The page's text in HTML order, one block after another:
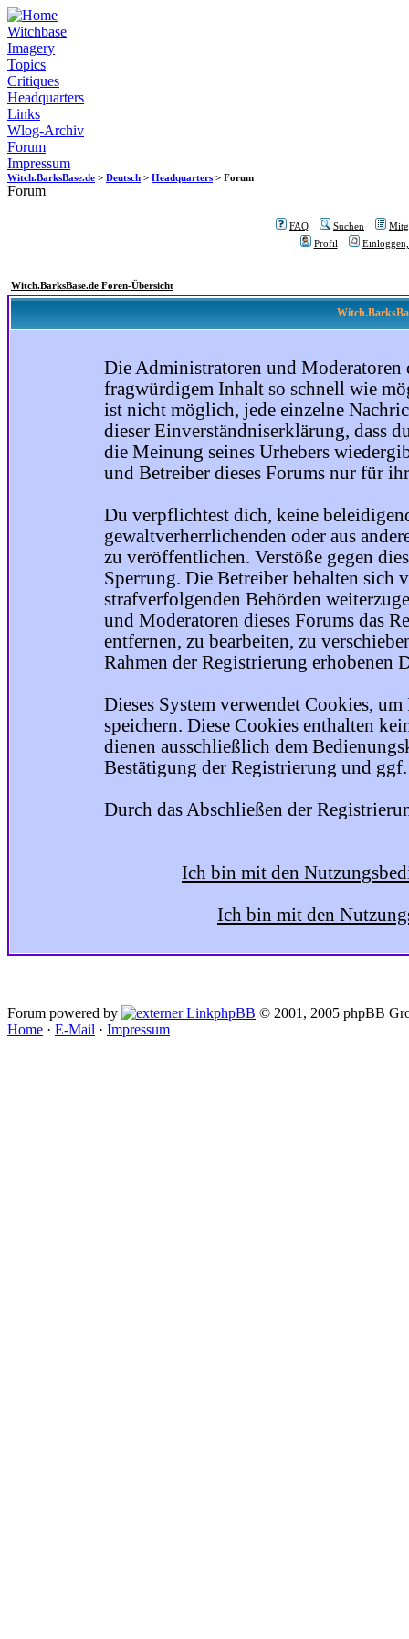
Witchbase
Imagery
Topics
Critiques
Headquarters
Links
Wlog-Archiv
Forum
Impressum
Witch.BarksBase.de > Deutsch > Headquarters > Forum
Forum
FAQ Suchen
Profil
Witch.BarksBase.de Foren-Übersicht
Die Administratoren und Moderatoren
fragwürdigem Inhalt so schnell wie
ist nicht möglich, jede einzelne
dieser Einverständniserklärung, dass
die Meinung seines Urhebers
und Betreiber dieses Forums nur für
Du verpflichtest dich, keine
gewaltverherrlichenden oder aus
zu veröffentlichen. Verstöße gegen
Sperrung. Die Betreiber behalten sich
strafverfolgenden Behörden
und Moderatoren dieses Forums das
entfernen, zu bearbeiten, zu
Rahmen der Registrierung erhobenen
Dieses System verwendet Cookies,
speichern. Diese Cookies enthalten
dienen ausschließlich dem
Bestätigung der Registrierung und ggf.
Durch das Abschließen der
Ich bin mit den
Ich bin mit den
Forum powered by phpBB © 2001, 2005 phpBB
Home · E-Mail · Impressum